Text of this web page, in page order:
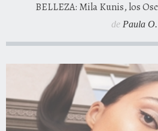
BELLEZA: Mila Kunis, los
de Paula O.